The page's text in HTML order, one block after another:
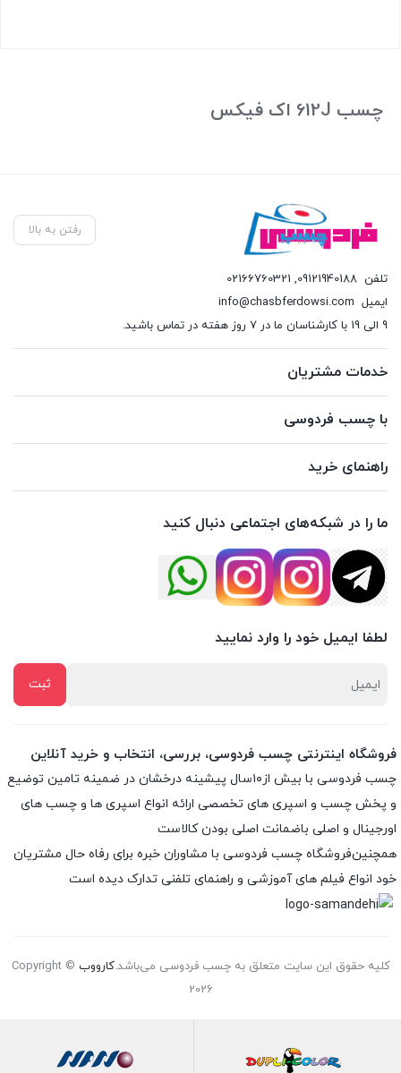
چسب 612J اک فیکس
رفتن به بالا
تلفن 09121940188
,
02166760321
ایمیل info@chasbferdowsi.com
9 الی 19 با کارشناسان ما در 7 روز هفته در تماس باشید.
خدمات مشتریان
با چسب فردوسی
راهنمای خرید
ما را در شبکه‌های اجتماعی دنبال کنید
لطفا ایمیل خود را وارد نمایید
فروشگاه اینترنتی چسب فردوسی، بررسی، انتخاب و خرید آنلاین
چسب فردوسی با بیش از۱۰سال پیشینه درخشان در ضمینه تامین توضیع
و پخش چسب و اسپری های تخصصی ارائه انواع اسپری ها و چسب های
اورجینال و اصلی باضمانت اصلی بودن کالاست
همچنین‌فروشگاه چسب فردوسی با مشاوران خبره برای رفاه حال مشتریان
خود انواع فیلم های آموزشی و راهنمای تلفنی تدارک دیده است
کلیه حقوق این سایت متعلق به چسب فردوسی می‌باشد.کارووب Copyright ©
2026